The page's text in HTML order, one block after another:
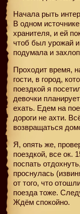
Начала рыть
В одном
хранителя, и ей
чтоб был урожай
подумала и
Проходит время,
гости, в город,
поездкой я
девочки
ехать. Едем на
дороги не ахти.
возвращаться
Я, опять же,
поездкой, все ок.
поспать
проснулась
от того, что
поезда тоже.
Ждём спокойно.